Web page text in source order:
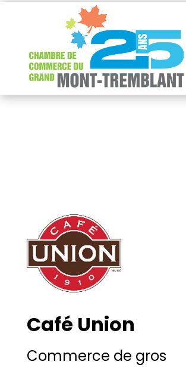
Café Union
Commerce de gros